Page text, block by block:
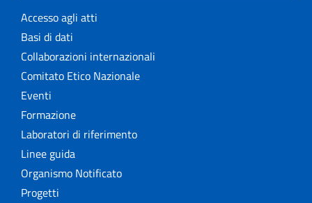
Accesso agli atti
Basi di dati
Collaborazioni internazionali
Comitato Etico Nazionale
Eventi
Formazione
Laboratori di riferimento
Linee guida
Organismo Notificato
Progetti